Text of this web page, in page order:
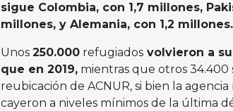
sigue Colombia, con 1,7 millones,
millones, y Alemania, con 1,2 millones.
Unos 250.000refugiadosvolvieron a
que en 2019,mientras que otros 34.400
reubicación de ACNUR, si bien la
cayeron a niveles mínimos de la última